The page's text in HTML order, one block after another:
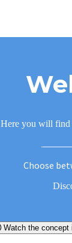
Here you will find
Choose
Watch the concept